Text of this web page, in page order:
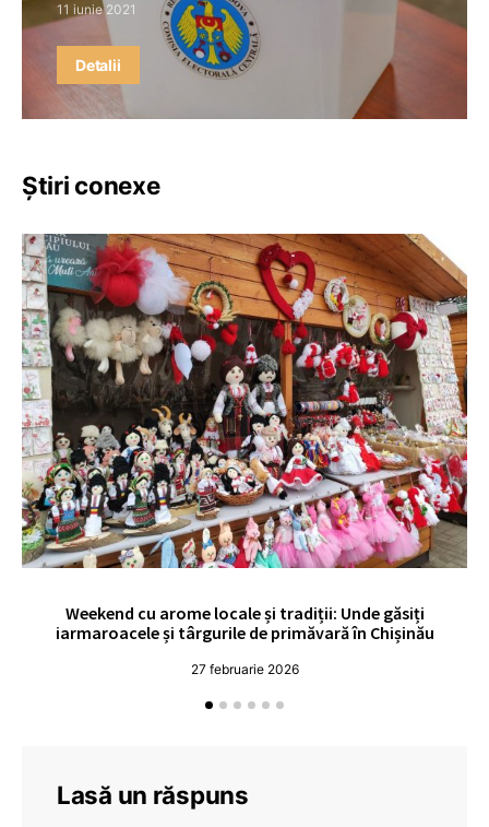
11 iunie 2021
Detalii
Știri conexe
Weekend cu arome locale și tradiții: Unde găsiți
iarmaroacele și târgurile de primăvară în Chișinău
27 februarie 2026
Lasă un răspuns